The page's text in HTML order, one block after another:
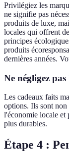
Privilégiez les
ne signifie pas
produits de luxe,
locales qui offrent
principes
produits
dernières années.
Ne négligez
Les cadeaux faits
options. Ils sont non
l'économie locale et
plus durables.
Étape 4 :